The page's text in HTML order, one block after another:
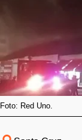
Foto: Red Uno.